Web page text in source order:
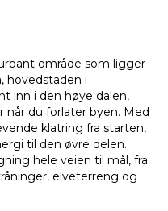
område som ligger
hovedstaden i
inn i den høye dalen,
du forlater byen. Med
klatring fra starten,
til den øvre delen.
hele veien til mål, fra
elveterreng og